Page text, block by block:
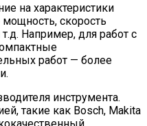
на характеристики
мощность, скорость
Например, для работ с
работ — более
инструмента.
такие как Bosch, Makita